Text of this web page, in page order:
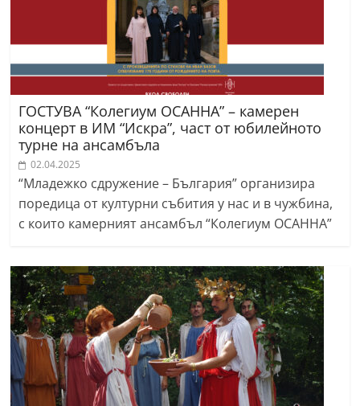
ГОСТУВА “Колегиум ОСАННА” – камерен
концерт в ИМ “Искра”, част от юбилейното
турне на ансамбъла
02.04.2025
“Младежко сдружение – България” организира
поредица от културни събития у нас и в чужбина,
с които камерният ансамбъл “Колегиум ОСАННА”